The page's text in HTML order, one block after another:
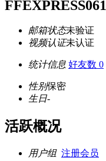
FFEXPRESS061
邮箱状态未验证
视频认证未认证
统计信息 好友数 0
性别保密
生日-
活跃概况
用户组 注册会员